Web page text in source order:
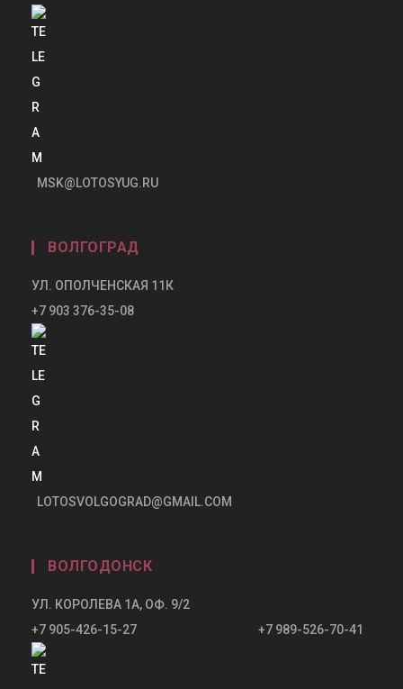
MSK@LOTOSYUG.RU
ВОЛГОГРАД
УЛ. ОПОЛЧЕНСКАЯ 11К
+7 903 376-35-08
LOTOSVOLGOGRAD@GMAIL.COM
ВОЛГОДОНСК
УЛ. КОРОЛЕВА 1А, ОФ. 9/2
+7 905-426-15-27 +7 989-526-70-41